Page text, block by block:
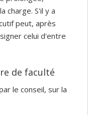
charge. S'il y a
peut, après
celui d'entre
de faculté
le conseil, sur la